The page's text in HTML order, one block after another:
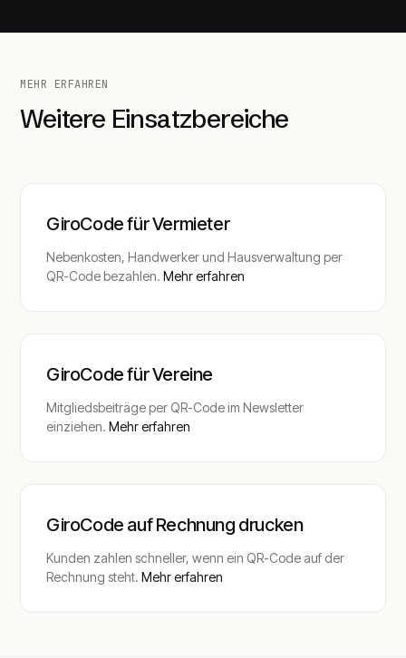
MEHR ERFAHREN
Weitere Einsatzbereiche
GiroCode für Vermieter
Nebenkosten, Handwerker und Hausverwaltung per
QR-Code bezahlen. Mehr erfahren
GiroCode für Vereine
Mitgliedsbeiträge per QR-Code im Newsletter
einziehen. Mehr erfahren
GiroCode auf Rechnung drucken
Kunden zahlen schneller, wenn ein QR-Code auf der
Rechnung steht. Mehr erfahren